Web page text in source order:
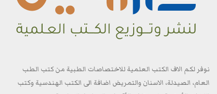
نوفر لكم الاف الكتب العلمية للاختصاصات الطبية من كتب الطب
العام، الصيدلة، الاسنان والتمريض اضافة الى الكتب الهندسية وكتب